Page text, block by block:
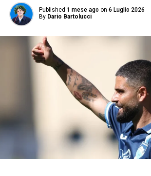
Published 1 mese ago on 6 Luglio 2026
By Dario Bartolucci